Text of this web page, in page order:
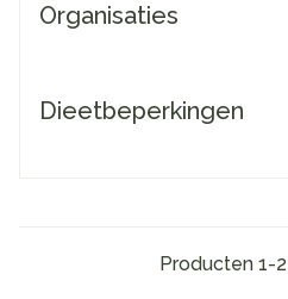
Organisaties
Dieetbeperkingen
Producten 1-